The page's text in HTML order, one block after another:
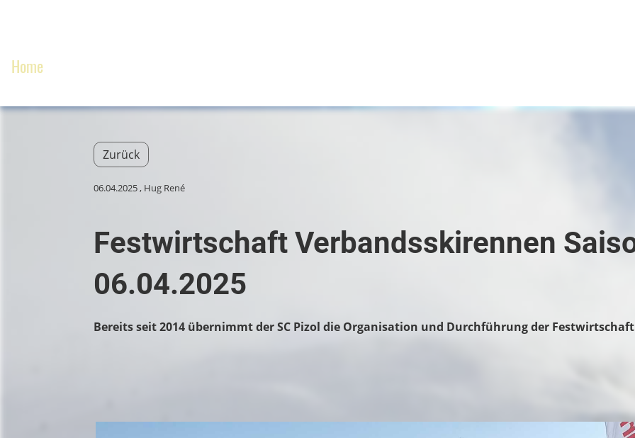
Home
Zurück
06.04.2025, Hug René
Festwirtschaft Verbandsskirennen
06.04.2025
Bereits seit 2014 übernimmt der SC Pizol die Organisation und Durchführung der